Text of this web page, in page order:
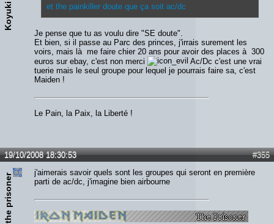
Koyuki et the painkiller doute que ça soit ac/dc
Je pense que tu as voulu dire "SE doute".
Et bien, si il passe au Parc des princes, j'irrais surement les
voirs, mais là me faire chier 20 ans pour avoir des places à 300
euros sur ebay, c'est non merci
Ac/Dc c'est une vrai
tuerie mais le seul groupe pour lequel je pourrais faire sa, c'est
Maiden !
Le Pain, la Paix, la Liberté !
#355
19/10/2008 18:30:53
the prisoner
j'aimerais savoir quels sont les groupes qui seront en première
parti de ac/dc, j'imagine bien airbourne